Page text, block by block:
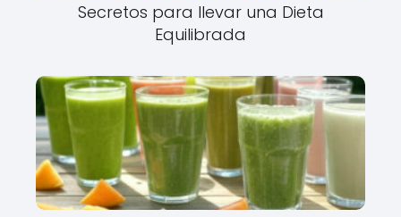
Secretos para llevar una Dieta
Equilibrada